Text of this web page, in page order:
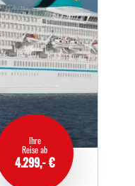
Ihre
Reise ab
4.299,- €